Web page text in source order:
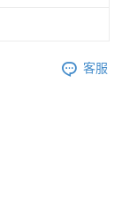
客服